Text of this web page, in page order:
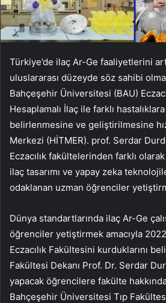
Türkiye’de ilaç Ar-Ge faaliyetlerini
uluslararası düzeyde söz sahibi
Bahçeşehir Üniversitesi (BAU)
Hesaplamalı İlaç ile farklı
belirlenmesine ve geliştirilmesine
Merkezi (HİTMER). prof. Serdar
Eczacılık fakültelerinden farklı
ilaç tasarımı ve yapay zeka
odaklanan uzman öğrenciler
Dünya standartlarında ilaç Ar-Ge
öğrenciler yetiştirmek amacıyla 2022
Eczacılık Fakültesini kurduklarını
Fakültesi Dekanı Prof. Dr. Serdar
yapacak öğrencilere fakülte
Bahçeşehir Üniversitesi Tıp